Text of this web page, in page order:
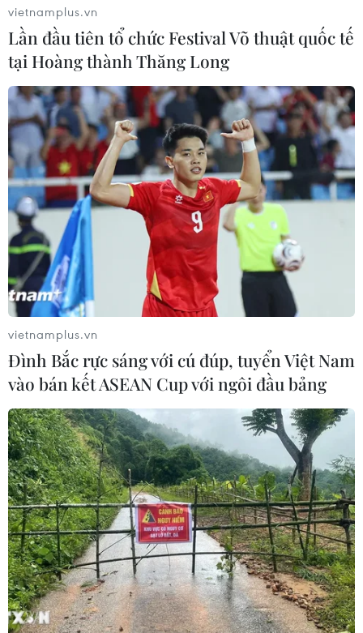
Bế mạc Hội thi lực lượng tham gia
bảo vệ an ninh, trật tự ở cơ sở giỏi
toàn quốc
07/08/2026 15:57
7 học sinh đội tuyển Việt Nam đoạt
huy chương tại Olympic AI quốc tế
07/08/2026 15:27
vietnamplus.vn
Lần đầu tiên tổ chức Festival Võ thuật quốc tế
tại Hoàng thành Thăng Long
vietnamplus.vn
Đình Bắc rực sáng với cú đúp, tuyển Việt Nam
vào bán kết ASEAN Cup với ngôi đầu bảng